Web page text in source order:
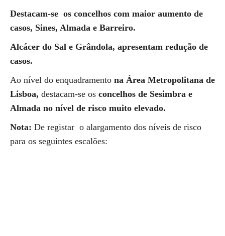
Destacam-se os concelhos com maior aumento de
casos, Sines, Almada e Barreiro.
Alcácer do Sal e Grândola, apresentam redução de
casos.
Ao nível do enquadramento na Área Metropolitana de
Lisboa, destacam-se os concelhos de Sesimbra e
Almada no nível de risco muito elevado.
Nota: De registar o alargamento dos níveis de risco
para os seguintes escalões: